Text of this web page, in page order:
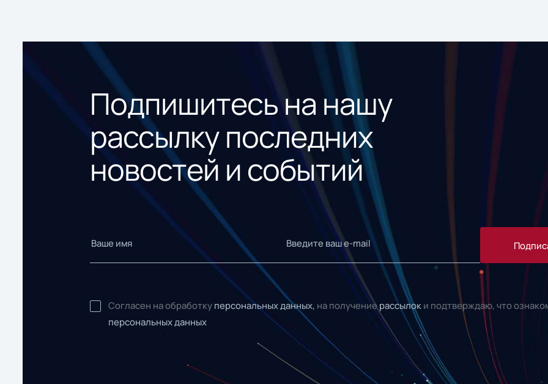
Подпишитесь на нашу
рассылку последних
новостей и событий
Согласен на обработку персональных данных, на получениерассылок и подтверждаю, что
персональных данных